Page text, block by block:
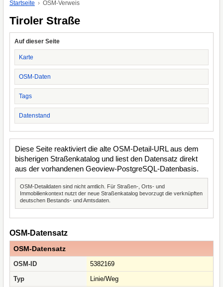
Startseite OSM-Verweis
Tiroler Straße
Auf dieser Seite
Karte
OSM-Daten
Tags
Datenstand
Diese Seite reaktiviert die alte OSM-Detail-URL aus dem
bisherigen Straßenkatalog und liest den Datensatz direkt
aus der vorhandenen Geoview-PostgreSQL-Datenbasis.
OSM-Detaildaten sind nicht amtlich. Für Straßen-, Orts- und
Immobilienkontext nutzt der neue Straßenkatalog bevorzugt die verknüpften
deutschen Bestands- und Amtsdaten.
OSM-Datensatz
OSM-Datensatz
OSM-ID
5382169
Typ
Linie/Weg